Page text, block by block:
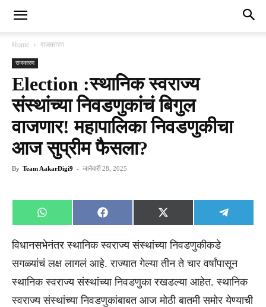
Home राजकारण
राजकारण
Election :स्थानिक स्वराज्य
संस्थांच्या निवडणुकांचं बिगुल
वाजणार! महापालिका निवडणुकीचा
आज सुप्रीम फैसला?
By Team AakarDigi9 - जानेवारी 28, 2025
Share
on
WhatsApp
Share
on
Facebook
Share
on
X
(Twitter)
Share
on
विधानसभेनंतर स्थानिक स्वराज्य संस्थांच्या निवडणुकीकडे
सगळ्यांचं लक्ष लागलं आहे. राज्यात गेल्या तीन ते चार वर्षांपासून
स्थानिक स्वराज्य संस्थांच्या निवडणुका रखडल्या आहेत. स्थानिक
स्वराज्य संस्थांच्या निवडणुकांबाबत आज मोठी बातमी समोर येण्याची